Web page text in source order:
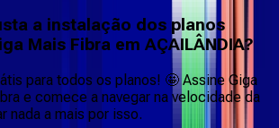
a instalação dos planos
Mais Fibra em AÇAILÂNDIA?
para todos os planos! 🤩 Assine Giga
e comece a navegar na velocidade da
nada a mais por isso.